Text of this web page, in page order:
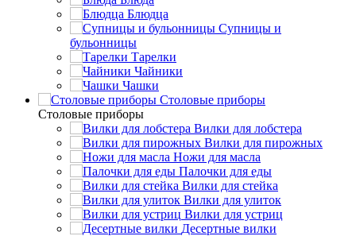
Блюдца
Супницы и
бульонницы
Тарелки
Чайники
Чашки
Cтоловые приборы
Cтоловые приборы
Вилки для лобстера
Вилки для пирожных
Ножи для масла
Палочки для еды
Вилки для стейка
Вилки для улиток
Вилки для устриц
Десертные вилки